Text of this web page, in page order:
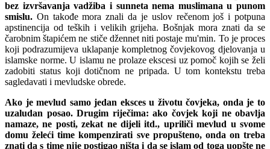
bez izvršavanja vadžiba i sunneta nema muslimana u punom
smislu. On takođemora znali da je uslov rečenom još i potpuna
apstinencija od teških i velikih grijeha. Bošnjak mora znati da se
čarobnim štapićem ne stiče džennet niti postaje mu'min. To je proces
kojipodrazumijeva uklapanje kompletnog čovjekovog djelovanja u
islamske norme. U islamu ne prolaze ekscesi uz pomoč kojih se želi
zadobiti status koji dotičnom ne pripada. U tom kontekstu treba
sagledavati i mevludske obrede.
Ako je mevlud samo jedan eksces u životu čovjeka, onda je to
uzaludan posao. Drugim riječima: ako čovjek koji ne obavlja
namaze, ne posti, zekat ne dijeli itd., upriliči mevlud u svome
domu želeći time kompenzirati sve propušteno, onda on treba
znati da s time nije postigao ništa i da se islam od toga uopšte ne